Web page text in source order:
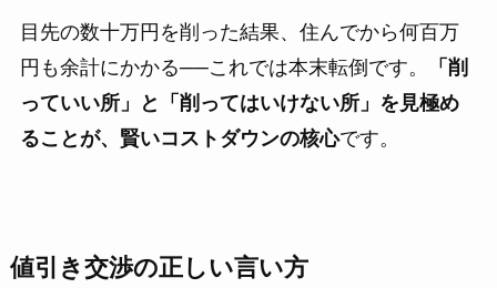
目先の数十万円を削った結果、住んでから何百万
円も余計にかかる──これでは本末転倒です。
「削
っていい所」と「削ってはいけない所」を見極め
ることが、賢いコストダウンの核心です。
値引き交渉の正しい言い方